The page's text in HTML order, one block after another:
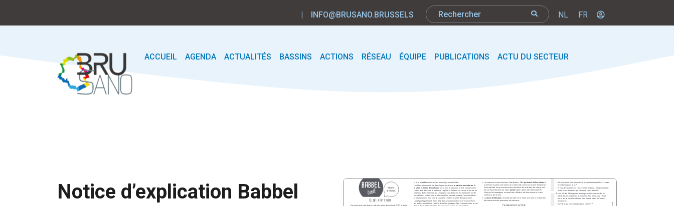
| INFO@BRUSANO.BRUSSELS NL FR
ACCUEIL AGENDA ACTUALITÉS BASSINS ACTIONS RÉSEAU ÉQUIPE PUBLICATIONS ACTU DU SECTEUR
Notice d’explication Babbel